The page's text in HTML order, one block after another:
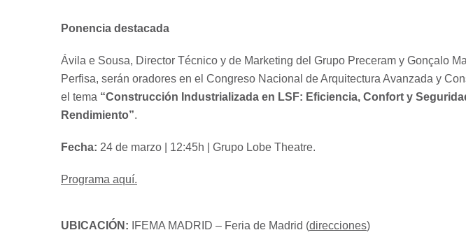
Ponencia destacada
Ávila e Sousa, Director Técnico y de Marketing del Grupo Preceram y Gonçalo
Perfisa, serán oradores en el Congreso Nacional de Arquitectura Avanzada y
el tema “Construcción Industrializada en LSF: Eficiencia, Confort y
Rendimiento”.
Fecha: 24 de marzo | 12:45h | Grupo Lobe Theatre.
Programa aquí.
UBICACIÓN: IFEMA MADRID – Feria de Madrid (direcciones)